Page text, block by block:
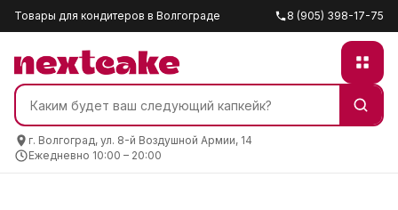
Товары для кондитеров в Волгограде 8 (905) 398-17-75
г. Волгоград, ул. 8-й Воздушной Армии, 14
Ежедневно 10:00 – 20:00